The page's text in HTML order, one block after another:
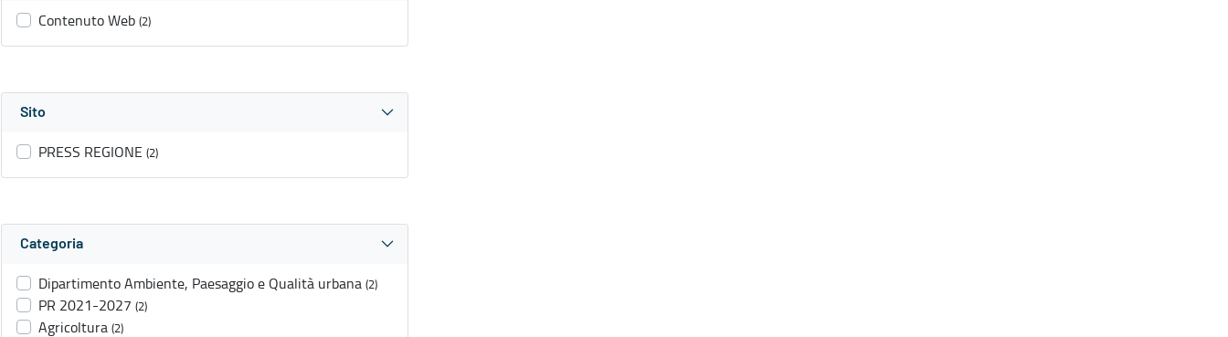
Contenuto Web (2)
Sito
PRESS REGIONE (2)
Categoria
Dipartimento Ambiente, Paesaggio e Qualità urbana (2)
PR 2021-2027 (2)
Agricoltura (2)